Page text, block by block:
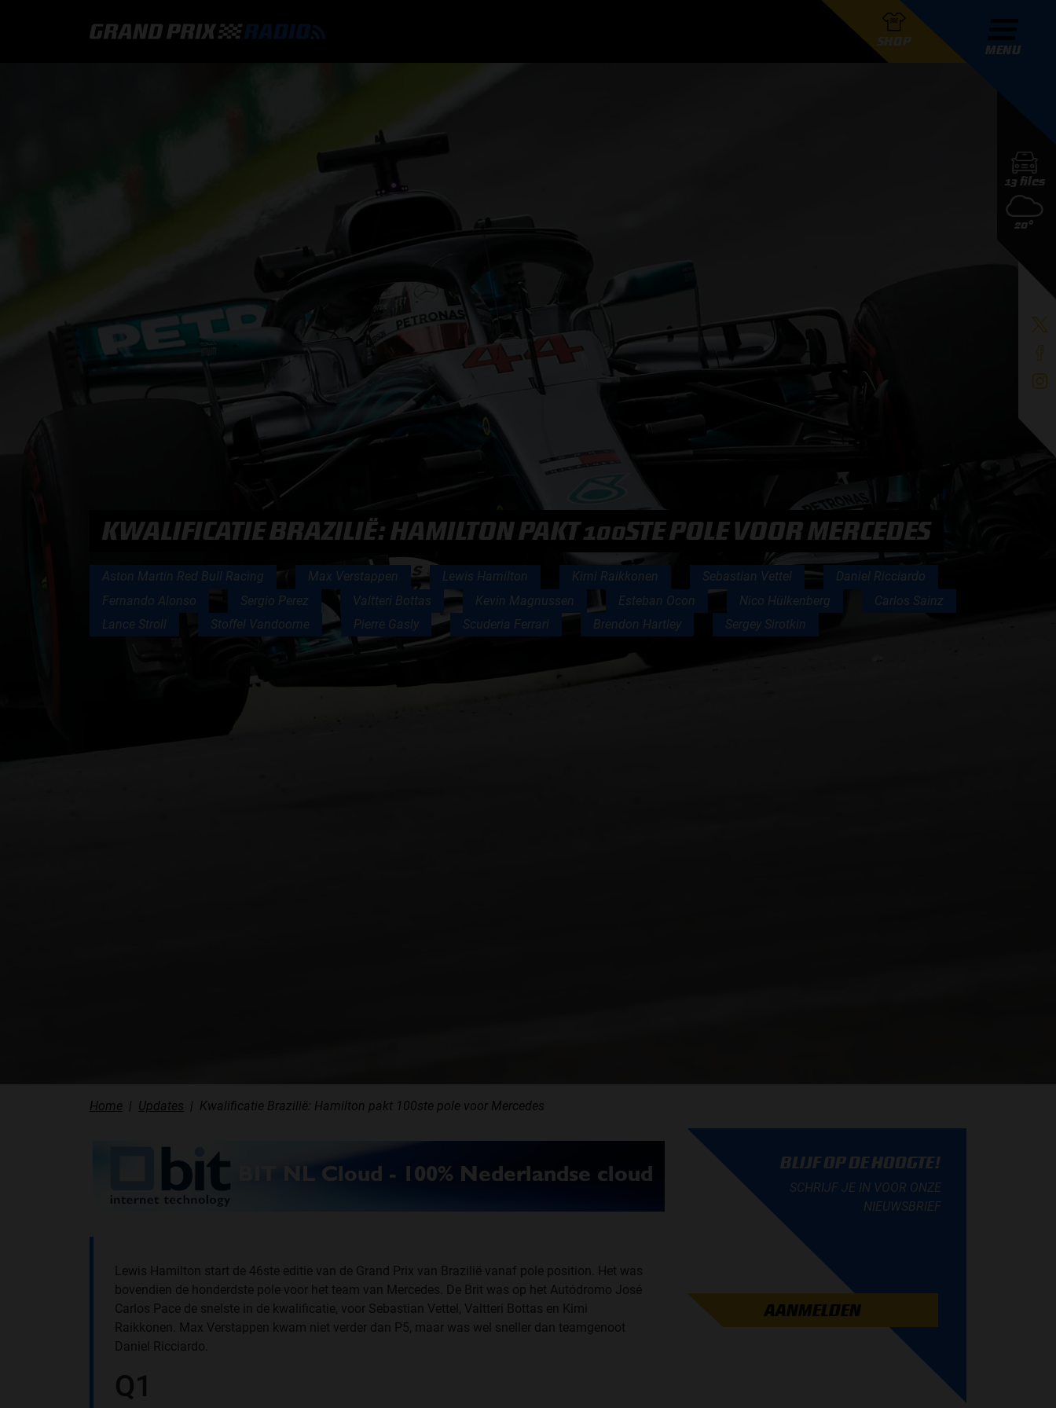
SHOP
MENU
13 files
20°
KWALIFICATIE BRAZILIË: HAMILTON PAKT 100STE POLE VOOR MERCEDES
Aston Martin Red Bull Racing Max Verstappen Lewis Hamilton Kimi Raikkonen Sebastian Vettel
Daniel Ricciardo
Fernando Alonso
Sergio Perez Valtteri Bottas Kevin Magnussen Esteban Ocon Nico Hülkenberg
Carlos Sainz
Lance Stroll
Stoffel Vandoorne Pierre Gasly Scuderia Ferrari Brendon Hartley Sergey Sirotkin
Home Updates Kwalificatie Brazilië: Hamilton pakt 100ste pole voor Mercedes
Lewis Hamilton start de 46ste editie van de Grand Prix van Brazilië vanaf pole position. Het was
bovendien de honderdste pole voor het team van Mercedes. De Brit was op het Autódromo José
Carlos Pace de snelste in de kwalificatie, voor Sebastian Vettel, Valtteri Bottas en Kimi
Raikkonen. Max Verstappen kwam niet verder dan P5, maar was wel sneller dan teamgenoot
Daniel Ricciardo.
Q1
BLIJF OP DE HOOGTE!
SCHRIJF JE IN VOOR ONZE
NIEUWSBRIEF
AANMELDEN
COMMENTATOREN
PODCAST F1 AAN TAFEL
PODCAST AUTOSPORT AAN TAFEL
GRAND PRIX UPDATES
F1 UPDATES
F1 KWALIFICATIES
F1 KALENDER
F1 COUREURS KAMPIOENSCHAP
F1 TEAMS KAMPIOENSCHAP
MAX VERSTAPPEN
AANMELDEN NIEUWSBRIEF
NEEM CONTACT OP
GRAND PRIX RADIO ACTIES